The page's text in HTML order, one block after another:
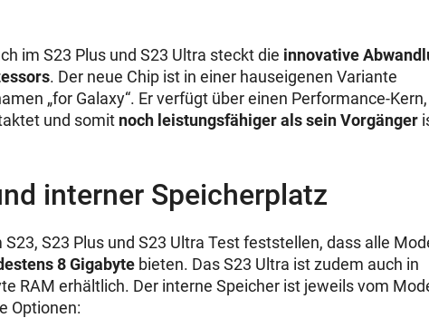
im S23 Plus und S23 Ultra steckt die innovative
. Der neue Chip ist in einer hauseigenen Variante
„for Galaxy“. Er verfügt über einen Performance-
und somit noch leistungsfähiger als sein Vorgänger
interner Speicherplatz
S23 Plus und S23 Ultra Test feststellen, dass alle
8 Gigabyte bieten. Das S23 Ultra ist zudem auch in
RAM erhältlich. Der interne Speicher ist jeweils vom
Optionen: